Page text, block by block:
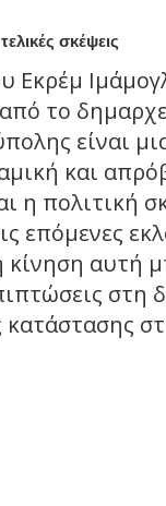
σκέψεις
Εκρέμ
το
είναι
και
η πολιτική
επόμενες
αυτή
στη
κατάστασης